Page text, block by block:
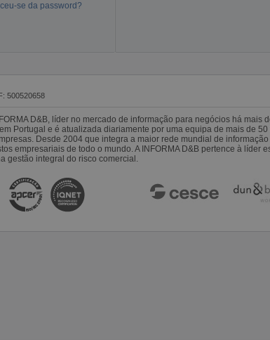
se da password?
500520658
D&B, líder no mercado de informação para negócios há mais
Portugal e é atualizada diariamente por uma equipa de mais de
Desde 2004 que integra a maior rede mundial de
empresariais de todo o mundo. A INFORMA D&B pertence à líder
gestão integral do risco comercial.